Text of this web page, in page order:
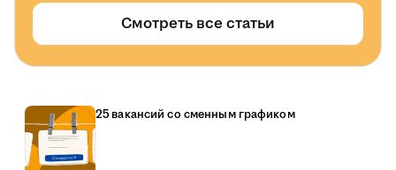
Смотреть все статьи
25 вакансий со сменным графиком